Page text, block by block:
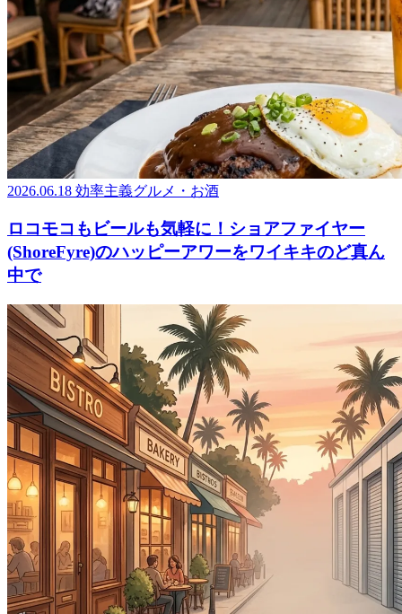
2026.06.18 効率主義グルメ・お酒
ロコモコもビールも気軽に！ショアファイヤー
(ShoreFyre)のハッピーアワーをワイキキのど真ん
中で